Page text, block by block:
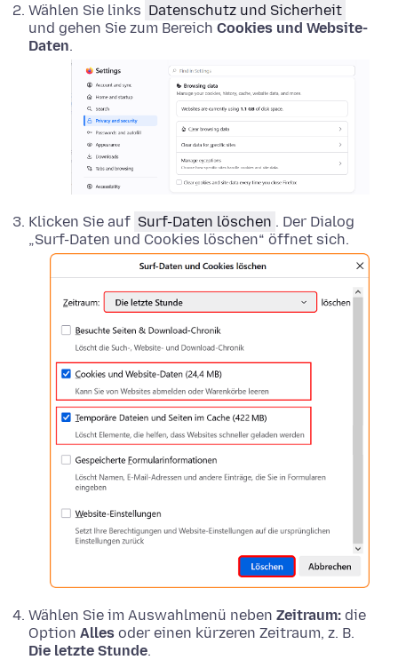
Wählen Sie links Datenschutz und Sicherheit
und gehen Sie zum Bereich Cookies und Website-
Daten.
Klicken Sie auf Surf-Daten löschen . Der Dialog
„Surf-Daten und Cookies löschen“ öffnet sich.
Wählen Sie im Auswahlmenü neben Zeitraum: die
Option Alles oder einen kürzeren Zeitraum, z. B.
Die letzte Stunde.